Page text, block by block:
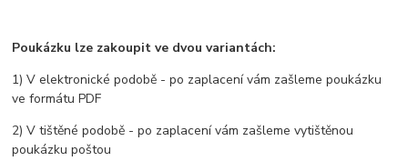
Poukázku lze zakoupit ve dvou variantách:
1) V elektronické podobě - po zaplacení vám zašleme poukázku
ve formátu PDF
2) V tištěné podobě - po zaplacení vám zašleme vytištěnou
poukázku poštou